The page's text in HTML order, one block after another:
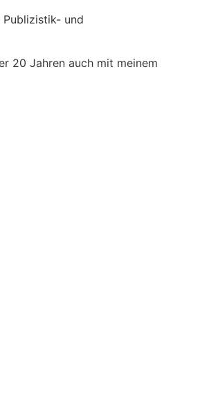
Publizistik- und
20 Jahren auch mit meinem